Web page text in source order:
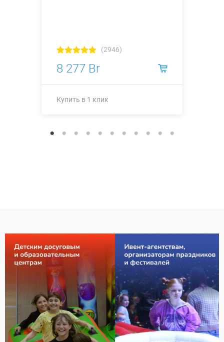
(2946)
8 277 Br
Купить в 1 клик